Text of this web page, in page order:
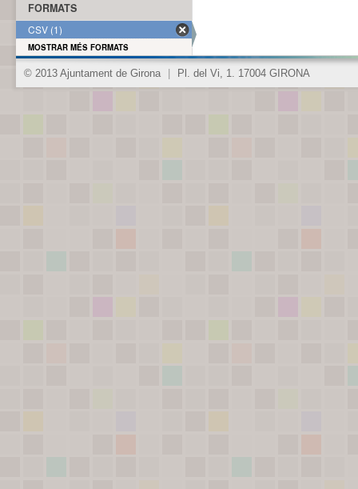
FORMATS
CSV (1)
MOSTRAR MÉS FORMATS
© 2013 Ajuntament de Girona Pl. del Vi, 1. 17004 GIRONA